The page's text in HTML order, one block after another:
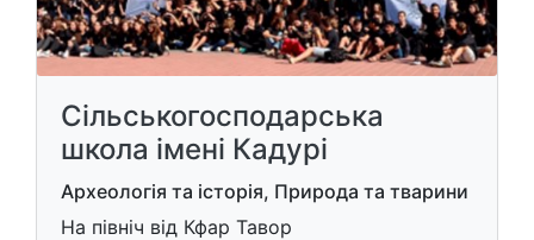
Сільськогосподарська
школа імені Кадурі
Археологія та історія, Природа та тварини
На північ від Кфар Тавор